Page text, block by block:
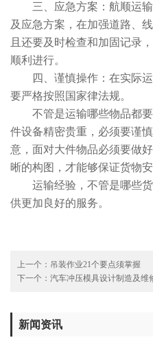
三、应急方案：航顺运
及应急方案，在加强道路、
且还要及时检查和加固记录
顺利进行。
四、谨慎操作：在实际
要严格按照国家律法规。
不管是运输哪些物品都
件设备精密贵重，必须要谨
意，面对大件物品必须要做
晰的构图，才能够保证货物
运输经验，不管是哪些
供更加良好的服务。
上一个： 吊装作业21个要点须掌握
下一个： 汽车冲压模具设计制造及维
新闻资讯